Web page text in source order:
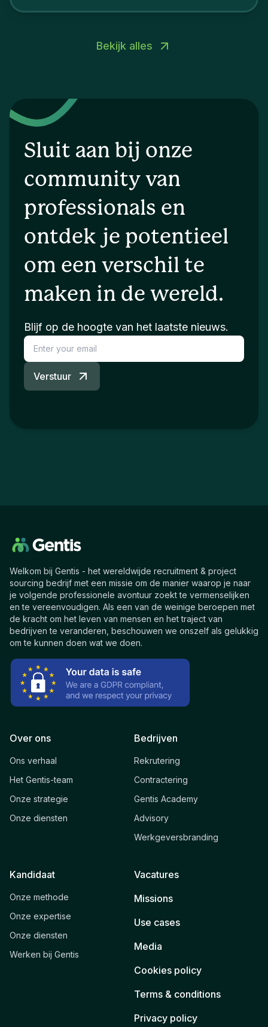
Bekijk alles
Sluit aan bij onze
community van
professionals en
ontdek je potentieel
om een verschil te
maken in de wereld.
Blijf op de hoogte van het laatste nieuws.
Verstuur
Welkom bij Gentis - het wereldwijde recruitment & project
sourcing bedrijf met een missie om de manier waarop je naar
je volgende professionele avontuur zoekt te vermenselijken
en te vereenvoudigen. Als een van de weinige beroepen met
de kracht om het leven van mensen en het traject van
bedrijven te veranderen, beschouwen we onszelf als gelukkig
om te kunnen doen wat we doen.
Over ons
Ons verhaal
Het Gentis-team
Onze strategie
Onze diensten
Bedrijven
Rekrutering
Contractering
Gentis Academy
Advisory
Werkgeversbranding
Kandidaat
Onze methode
Onze expertise
Onze diensten
Werken bij Gentis
Vacatures
Missions
Use cases
Media
Cookies policy
Terms & conditions
Privacy policy